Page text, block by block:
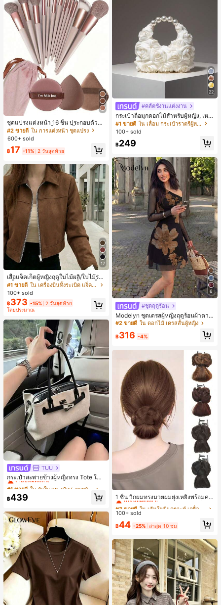
ชุดแปรงแต่งหน้า 16 ชิ้น ประกอบด้วยแ
ปรงแต่งหน้า 13 ชิ้น, ฟองน้ำแต่งหน้ารู
ปหยดน้ำ 1 ชิ้น, แปรงแป้งรองพื้นกลม 1
ชิ้น และฟองน้ำแต่งหน้ารูปสามเหลี่ยม
1 ชิ้น - ชุดคลาสสิก ทำจากขนสังเคราะ
ห์นุ่มและเป็นมิตรต่อผิว เหมาะสำหรับผู้
หญิงและเด็กผู้หญิง เหมาะสำหรับฤดูใบ
ไม้ร่วงและฤดูหนาว
#2 ขายดี ใน การแต่งหน้า ชุดแปรง
600+ sold
฿17 -11% 2 วันสุดท้าย
17
เสื้อแจ็คเก็ตผู้หญิงฤดูใบไม้ผลิ/ใบไม้ร่วง
สีพื้น หนังเทียม สไตล์ปกคอเสื้อ ซิปขึ้น
แขนยาว สไตล์ลำลอง วิทยาลัย สนามบิ
น เสื้อนอก สีน้ำตาล สไตล์สบายๆ ฤดูใบ
ไม้ร่วง
#1 ขายดี
ใน เครื่องบินทิ้งระเบิด แจ็คเก็ตผู้หญิง
100+ sold
฿373 -15% 2 วันสุดท้าย
โดยประมาณ
TUU
กระเป๋าสะพายข้างผู้หญิงทรง Tote ใบเ
ล็ก สไตล์วินเทจ ผิวด้าน คอลเลกชันให
ม่ฤดูร้อน 2026 สำหรับเดินทางไปทำงา
น แมตช์ง่าย
#1 ขายดี
เกือบหมดแล้ว!
#1 ขายดี
เกือบหมดแล้ว!
#1 ขายดี
เกือบหมดแล้ว!
#1 ขายดี
เกือบหมดแล้ว!
฿439
22
#คลัตช์งานแต่งงาน
กระเป๋าถือมุกดอกไม้สำหรับผู้หญิง, เหม
าะสำหรับชุดราตรี, ชุดบอล, เครื่องประ
ดับงานแต่งงาน, กระเป๋าสตางค์สุภาพส
สุ่ม)
#1 ขายดี
ใน เลื่อม กระเป๋าราตรีผู้หญิง
100+ sold
฿249
6
#ชุดฤดูร้อน
Modelyn ชุดเดรสผู้หญิงฤดูร้อนผ้าตาข่
ายพิมพ์ลาย คอไม่สมมาตร จับจีบ หรูหร
#2 ขายดี ใน ดอกไม้ เดรสสั้นผู้หญิง
฿316 -4%
1 ชิ้น วิกผมทรงมวยผมยุ่งเหยิงพร้อมคลิ
ปหนีบผม, คลิปหนีบผมสังเคราะห์ที่ได้รั
บการอัปเกรดแฟชั่น, วิกผมเส้นใยทนคว
ช้งานง่ายโดยไม่ต้องใช้เครื่องมือ, เหมา
สมบูรณ์แบบสำหรับผู้หญิง คลิปหนีบผม
คลิปหนีบผมสบายๆ แฟชั่นผม คลิปหนีบ
ผมหรูหรา ฤดูร้อน ชายหาด วันหยุด
#3 ขายดี
ใน เส้นใยสังเคราะห์ เครื่องประดับผมผู้หญิง
เกือบหมดแล้ว!
#3 ขายดี
เกือบหมดแล้ว!
#3 ขายดี
เกือบหมดแล้ว!
#3 ขายดี
ใน เส้นใยสังเคราะห์ เครื่องประดับผมผู้หญิง
เกือบหมดแล้ว!
100+ sold
฿44 -25% ล่าสุด 10 ชม